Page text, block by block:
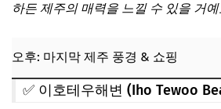
하든 제주의 매력을 느낄 수 있을 거예
오후: 마지막 제주 풍경 & 쇼핑
✅ 이호테우해변 (Iho Tewoo